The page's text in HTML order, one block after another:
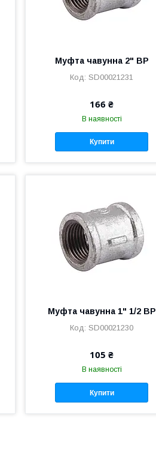
Муфта чавунна 2" ВР
SD00021231
166 ₴
В наявності
Купити
Муфта чавунна 1" 1/2 ВР
SD00021230
105 ₴
В наявності
Купити